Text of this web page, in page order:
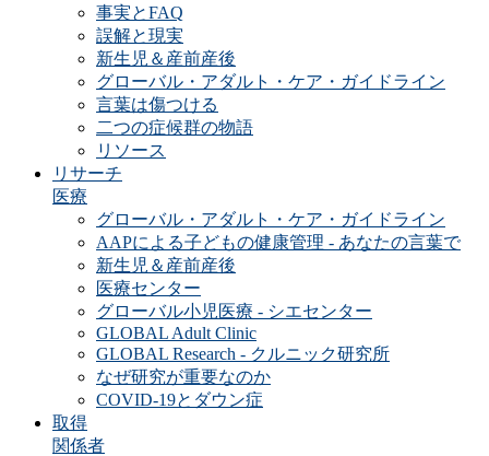
事実とFAQ
誤解と現実
新生児＆産前産後
グローバル・アダルト・ケア・ガイドライン
言葉は傷つける
二つの症候群の物語
リソース
リサーチ
医療
グローバル・アダルト・ケア・ガイドライン
AAPによる子どもの健康管理 - あなたの言葉で
新生児＆産前産後
医療センター
グローバル小児医療 - シエセンター
GLOBAL Adult Clinic
GLOBAL Research - クルニック研究所
なぜ研究が重要なのか
COVID-19とダウン症
取得
関係者